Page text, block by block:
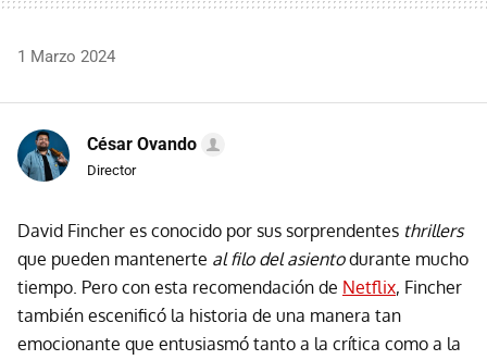
1 Marzo 2024
César Ovando
Director
David Fincher es conocido por sus sorprendentes thrillers
que pueden mantenerte al filo del asientodurante mucho
tiempo. Pero con esta recomendación de Netflix, Fincher
también escenificó la historia de una manera tan
emocionante que entusiasmó tanto a la crítica como a la